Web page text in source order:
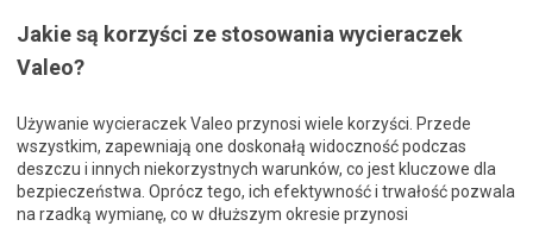
Jakie są korzyści ze stosowania wycieraczek
Valeo?
Używanie wycieraczek Valeo przynosi wiele korzyści. Przede
wszystkim, zapewniają one doskonałą widoczność podczas
deszczu i innych niekorzystnych warunków, co jest kluczowe dla
bezpieczeństwa. Oprócz tego, ich efektywność i trwałość pozwala
na rzadką wymianę, co w dłuższym okresie przynosi